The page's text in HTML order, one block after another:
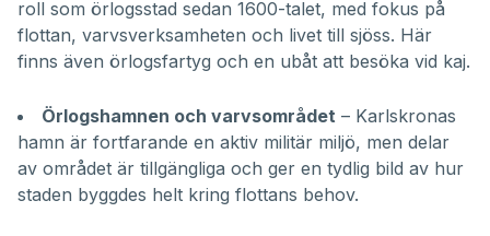
roll som örlogsstad sedan 1600-talet, med fokus på
flottan, varvsverksamheten och livet till sjöss. Här
finns även örlogsfartyg och en ubåt att besöka vid kaj.
Örlogshamnen och varvsområdet – Karlskronas
hamn är fortfarande en aktiv militär miljö, men delar
av området är tillgängliga och ger en tydlig bild av hur
staden byggdes helt kring flottans behov.